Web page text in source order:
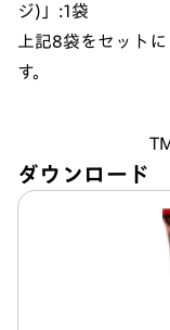
ジ)」:1袋
上記8袋をセット
す。
ダウンロード